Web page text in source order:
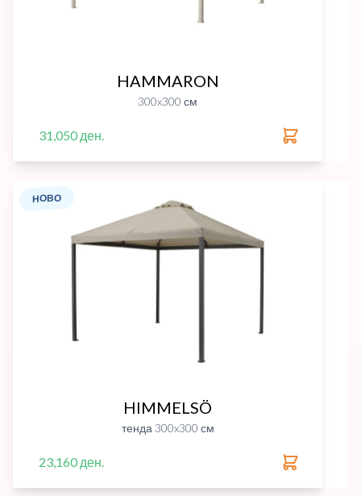
HAMMARON
300x300 см
31,050 ден.
НОВО
HIMMELSÖ
тенда 300x300 см
23,160 ден.